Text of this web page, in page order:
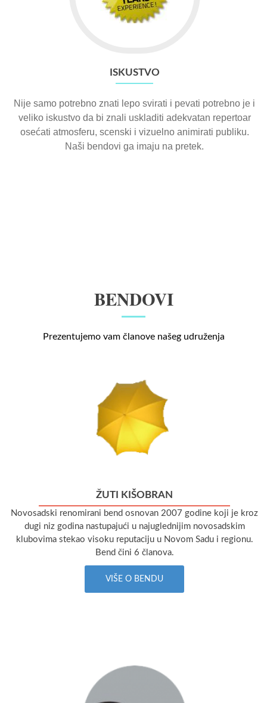
ISKUSTVO
Nije samo potrebno znati lepo svirati i pevati potrebno je i
veliko iskustvo da bi znali uskladiti adekvatan repertoar
osećati atmosferu, scenski i vizuelno animirati publiku.
Naši bendovi ga imaju na pretek.
BENDOVI
Prezentujemo vam članove našeg udruženja
ŽUTI KIŠOBRAN
Novosadski renomirani bend osnovan 2007 godine koji je kroz
dugi niz godina nastupajući u najuglednijim novosadskim
klubovima stekao visoku reputaciju u Novom Sadu i regionu.
Bend čini 6 članova.
VIŠE O BENDU